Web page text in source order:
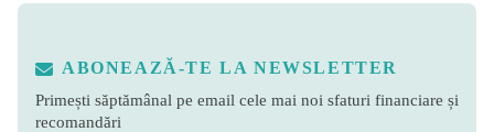
ABONEAZĂ-TE LA NEWSLETTER
Primești săptămânal pe email cele mai noi sfaturi financiare și
recomandări